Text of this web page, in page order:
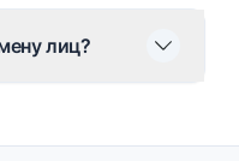
лиц?